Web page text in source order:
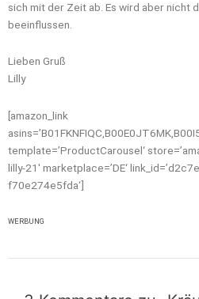
sich mit der Zeit ab. Es wird aber nicht
beeinflussen.
Lieben Gruß
Lilly
[amazon_link
template=’ProductCarousel‘
lilly-21′ marketplace=’DE‘
f70e274e5fda‘]
WERBUNG